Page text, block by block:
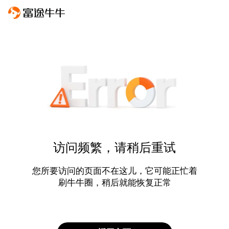
访问频繁，请稍后重试
您所要访问的页面不在这儿，它可能正忙着
刷牛牛圈，稍后就能恢复正常